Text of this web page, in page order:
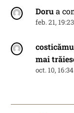
Dorua
feb. 21, 19:23
mai
oct. 10, 16:34